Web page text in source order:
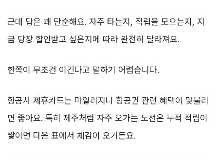
근데 답은 꽤 단순해요. 자주 타는지, 적립을 모으는지, 지
금 당장 할인받고 싶은지에 따라 완전히 달라져요.
한쪽이 무조건 이긴다고 말하기 어렵습니다.
항공사 제휴카드는 마일리지나 항공권 관련 혜택이 맞물리
면 좋아요. 특히 제주처럼 자주 오가는 노선은 누적 적립이
쌓이면 다음 표에서 체감이 오거든요.